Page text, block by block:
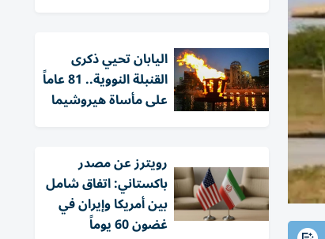
اليابان تحيي ذكرى
القنبلة النووية.. 81 عاماً
على مأساة هيروشيما
‏رويترز عن مصدر
باكستاني: اتفاق شامل
بين أمريكا وإيران في
غضون 60 يوماً